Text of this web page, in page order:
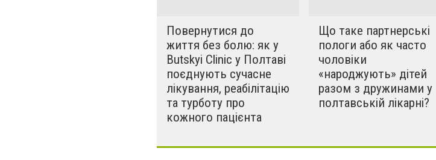
Повернутися до
життя без болю: як у
Butskyi Clinic у Полтаві
поєднують сучасне
лікування, реабілітацію
та турботу про
кожного пацієнта
Що таке партнерські
пологи або як часто
чоловіки
«народжують» дітей
разом з дружинами у
полтавській лікарні?